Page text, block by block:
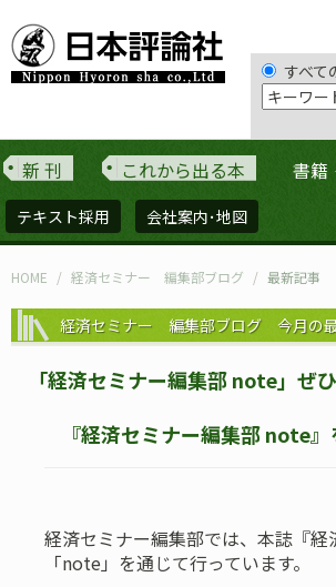
すべて
新 刊 これから出る本 書籍
テキスト採用 会社案内･地図
HOME 経済セミナー 編集部ブログ 最新記事
経済セミナー 編集部ブログ 今月の
「経済セミナー編集部 note」
『経済セミナー編集部 note』
経済セミナー編集部では、本誌『
「note」を通じて行っています。